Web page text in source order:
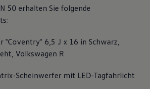
Apps, Login und Shop
und Fahrzeug verbinden
für Software, Karten und Radio
Kundenbetreuung
50 erhalten Sie folgende
"Coventry" 6,5 J x 16 in Schwarz,
Volkswagen R
Scheinwerfer mit LED-Tagfahrlicht